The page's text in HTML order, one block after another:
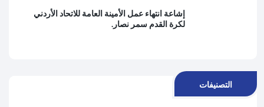
إشاعة انتهاء عمل الأمينة العامة للاتحاد الأردني
لكرة القدم سمر نصار.
التصنيفات